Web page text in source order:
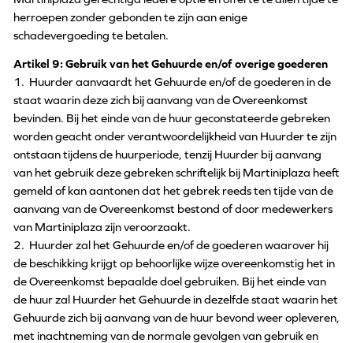
herroepen zonder gebonden te zijn aan enige
schadevergoeding te betalen.
Artikel 9: Gebruik van het Gehuurde en/of overige goederen
1. Huurder aanvaardt het Gehuurde en/of de goederen in de
staat waarin deze zich bij aanvang van de Overeenkomst
bevinden. Bij het einde van de huur geconstateerde gebreken
worden geacht onder verantwoordelijkheid van Huurder te zijn
ontstaan tijdens de huurperiode, tenzij Huurder bij aanvang
van het gebruik deze gebreken schriftelijk bij Martiniplaza heeft
gemeld of kan aantonen dat het gebrek reeds ten tijde van de
aanvang van de Overeenkomst bestond of door medewerkers
van Martiniplaza zijn veroorzaakt.
2. Huurder zal het Gehuurde en/of de goederen waarover hij
de beschikking krijgt op behoorlijke wijze overeenkomstig het in
de Overeenkomst bepaalde doel gebruiken. Bij het einde van
de huur zal Huurder het Gehuurde in dezelfde staat waarin het
Gehuurde zich bij aanvang van de huur bevond weer opleveren,
met inachtneming van de normale gevolgen van gebruik en